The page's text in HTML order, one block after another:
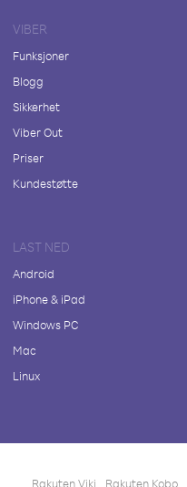
VIBER
Funksjoner
Blogg
Sikkerhet
Viber Out
Priser
Kundestøtte
LAST NED
Android
iPhone & iPad
Windows PC
Mac
Linux
Rakuten Viki Rakuten Kobo